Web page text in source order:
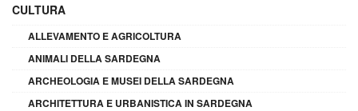
CULTURA
ALLEVAMENTO E AGRICOLTURA
ANIMALI DELLA SARDEGNA
ARCHEOLOGIA E MUSEI DELLA SARDEGNA
ARCHITETTURA E URBANISTICA IN SARDEGNA